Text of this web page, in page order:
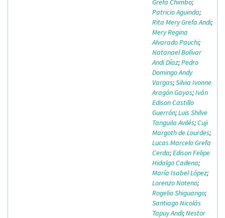
Grefa Chimbo;
Patricio Aguinda;
Rita Mery Grefa Andi;
Mery Regina
Alvarado Pauchi;
Natanael Bolívar
Andi Díaz;Pedro
Domingo Andy
Vargas;Silvia Ivonne
Aragón Gayas;Iván
Edison Castillo
Guerrón;Luis Shilve
Tanguila Avilés;Cuji
Margoth de Lourdes;
Lucas Marcelo Grefa
Cerda;Edison Felipe
Hidalgo Cadena;
María Isabel López;
Lorenzo Noteno;
Rogelio Shiguango;
Santiago Nicolás
Tapuy Andi;Nestor